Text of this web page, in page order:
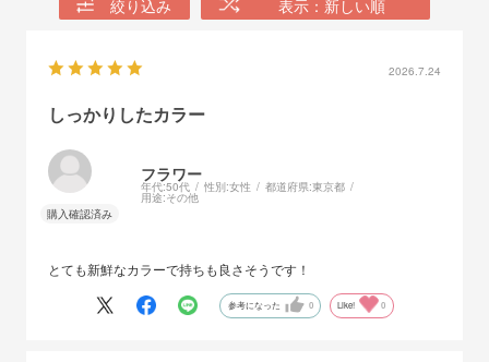
絞り込み 表示：新しい順
2026.7.24
しっかりしたカラー
フラワー
年代:50代 性別:女性 都道府県:東京都
用途:その他
とても新鮮なカラーで持ちも良さそうです！
参考になった 0 Like! 0